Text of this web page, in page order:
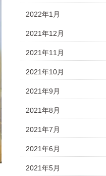
2022年1月
2021年12月
2021年11月
2021年10月
2021年9月
2021年8月
2021年7月
2021年6月
2021年5月